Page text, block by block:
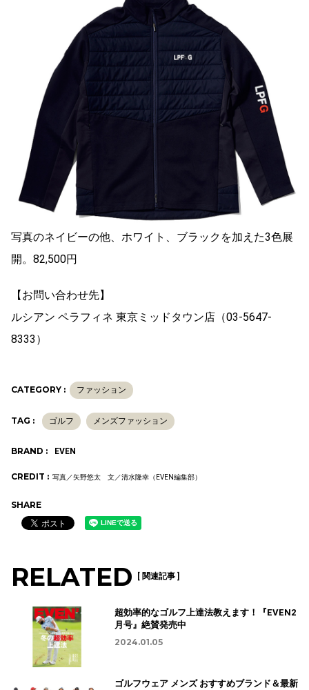
写真のネイビーの他、ホワイト、ブラックを加えた3色展
開。82,500円
【お問い合わせ先】
ルシアン ペラフィネ 東京ミッドタウン店（03-5647-
8333）
CATEGORY : ファッション
TAG : ゴルフ メンズファッション
BRAND : EVEN
CREDIT : 写真／矢野悠太 文／清水隆幸（EVEN編集部）
SHARE
RELATED [ 関連記事 ]
超効率的なゴルフ上達法教えます！『EVEN2
月号』絶賛発売中
2024.01.05
ゴルフウェア メンズ おすすめブランド＆最新